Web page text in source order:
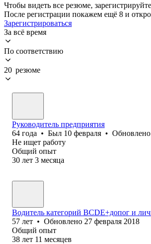
Чтобы видеть все резюме,
После регистрации покажем ещё 8 и
Зарегистрироваться
За всё время
По соответствию
20 резюме
Руководитель предприятия
64 года • Был 10 февраля • Обновлено
Не ищет работу
Общий опыт
30 лет 3 месяца
Водитель категорий BCDE+допог и
57 лет • Обновлено 27 февраля 2018
Общий опыт
38 лет 11 месяцев